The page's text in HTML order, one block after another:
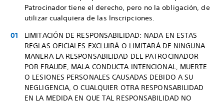
Patrocinador tiene el derecho, pero no la obligación, de
utilizar cualquiera de las Inscripciones.
LIMITACIÓN DE RESPONSABILIDAD: NADA EN ESTAS
REGLAS OFICIALES EXCLUIRÁ O LIMITARÁ DE NINGUNA
MANERA LA RESPONSABILIDAD DEL PATROCINADOR
POR FRAUDE, MALA CONDUCTA INTENCIONAL, MUERTE
O LESIONES PERSONALES CAUSADAS DEBIDO A SU
NEGLIGENCIA, O CUALQUIER OTRA RESPONSABILIDAD
EN LA MEDIDA EN QUE TAL RESPONSABILIDAD NO